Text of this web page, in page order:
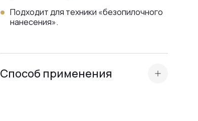
Подходит для техники «безопилочного
нанесения».
Способ применения